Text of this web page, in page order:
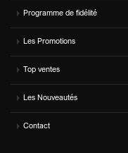
Programme de fidélité
Les Promotions
Top ventes
Les Nouveautés
Contact